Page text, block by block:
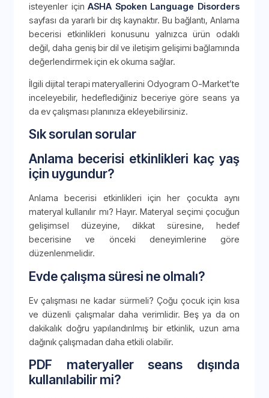
isteyenler içinASHA Spoken Language Disorders
sayfası da yararlı bir dış kaynaktır. Bu bağlantı, Anlama
becerisi etkinlikleri konusunu yalnızca ürün odaklı
değil, daha geniş bir dil ve iletişim gelişimi bağlamında
değerlendirmek için ek okuma sağlar.
İlgili dijital terapi materyallerini Odyogram O-Market’te
inceleyebilir, hedeflediğiniz beceriye göre seans ya
da ev çalışması planınıza ekleyebilirsiniz.
Sık sorulan sorular
Anlama becerisi etkinlikleri kaç yaş
için uygundur?
Anlama becerisi etkinlikleri için her çocukta aynı
materyal kullanılır mı? Hayır. Materyal seçimi çocuğun
gelişimsel düzeyine, dikkat süresine, hedef
becerisine ve önceki deneyimlerine göre
düzenlenmelidir.
Evde çalışma süresi ne olmalı?
Ev çalışması ne kadar sürmeli? Çoğu çocuk için kısa
ve düzenli çalışmalar daha verimlidir. Beş ya da on
dakikalık doğru yapılandırılmış bir etkinlik, uzun ama
dağınık çalışmadan daha etkili olabilir.
PDF materyaller seans dışında
kullanılabilir mi?